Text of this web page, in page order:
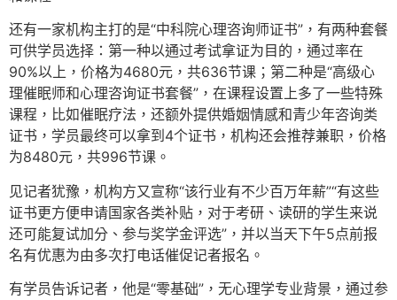
还有一家机构主打的是“中科院心理咨询师证书”，有两种套餐
可供学员选择：第一种以通过考试拿证为目的，通过率在
90%以上，价格为4680元，共636节课；第二种是“高级心
理催眠师和心理咨询证书套餐”，在课程设置上多了一些特殊
课程，比如催眠疗法，还额外提供婚姻情感和青少年咨询类
证书，学员最终可以拿到4个证书，机构还会推荐兼职，价格
为8480元，共996节课。
见记者犹豫，机构方又宣称“该行业有不少百万年薪”“有这些
证书更方便申请国家各类补贴，对于考研、读研的学生来说
还可能复试加分、参与奖学金评选”，并以当天下午5点前报
名有优惠为由多次打电话催促记者报名。
有学员告诉记者，他是“零基础”，无心理学专业背景，通过参